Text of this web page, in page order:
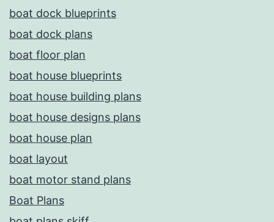
boat dock blueprints
boat dock plans
boat floor plan
boat house blueprints
boat house building plans
boat house designs plans
boat house plan
boat layout
boat motor stand plans
Boat Plans